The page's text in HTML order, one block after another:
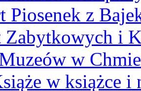
Piosenek z
i
w
w książce i